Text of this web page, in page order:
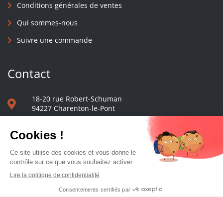
Conditions générales de ventes
Qui sommes-nous
Suivre une commande
Contact
18-20 rue Robert-Schuman
94227 Charenton-le-Pont